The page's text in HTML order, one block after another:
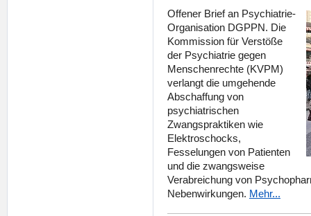
Offener Brief an Psychiatrie-
Organisation DGPPN. Die
Kommission für Verstöße
der Psychiatrie gegen
Menschenrechte (KVPM)
verlangt die umgehende
Abschaffung von
psychiatrischen
Zwangspraktiken wie
Elektroschocks,
Fesselungen von Patienten
und die zwangsweise
Verabreichung von
Nebenwirkungen. Mehr...